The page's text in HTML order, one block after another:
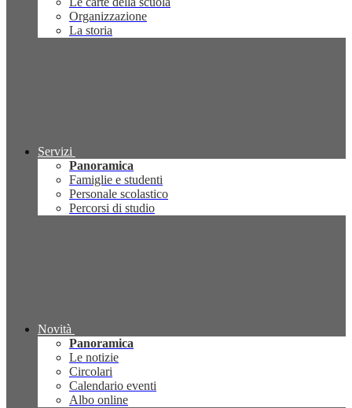
Organizzazione
La storia
Servizi
Panoramica
Famiglie e studenti
Personale scolastico
Percorsi di studio
Novità
Panoramica
Le notizie
Circolari
Calendario eventi
Albo online